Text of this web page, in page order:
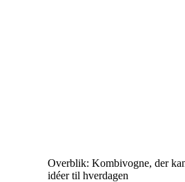
Overblik: Kombivogne, der
idéer til hverdagen